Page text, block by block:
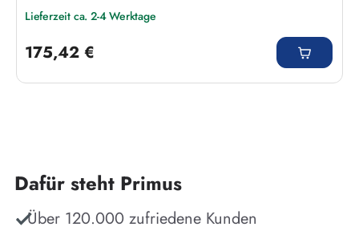
Lieferzeit ca. 2-4 Werktage
175,42 €
Dafür steht Primus
Über 120.000 zufriedene Kunden